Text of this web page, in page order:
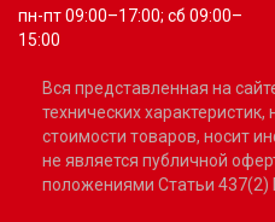
пн-пт 09:00–17:00; сб 09:00–
15:00
Вся представленная на
технических характеристик,
стоимости товаров, носит
не является публичной
положениями Статьи 437(2)